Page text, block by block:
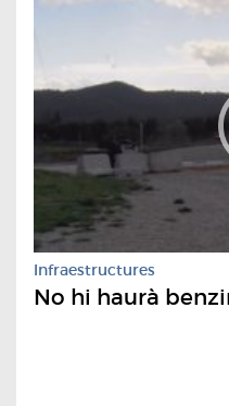
Infraestructures
No hi haurà